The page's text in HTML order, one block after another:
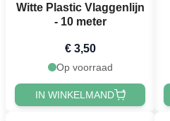
Witte Plastic Vlaggenlijn
- 10 meter
€ 3,50
Op voorraad
IN WINKELMAND